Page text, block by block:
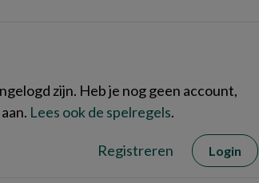
zijn. Heb je nog geen account,
Lees ook de spelregels.
Registreren Login